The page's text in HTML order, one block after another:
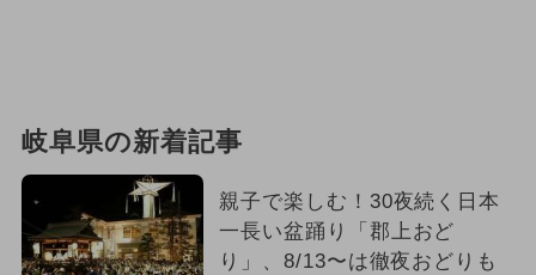
岐阜県の新着記事
親子で楽しむ！30夜続く日本
一長い盆踊り「郡上おど
り」、8/13〜は徹夜おどりも